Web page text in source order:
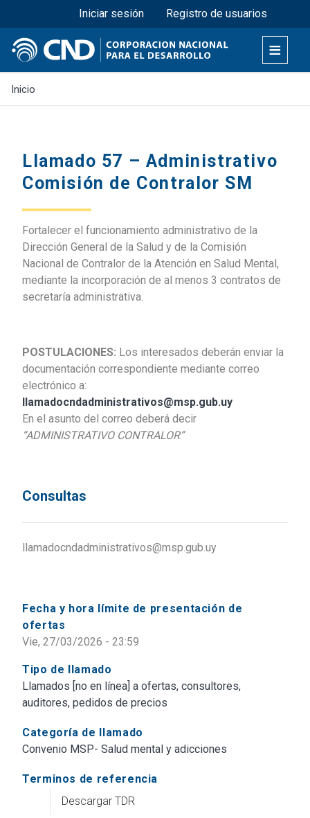
Pasar
al
contenido
principal
Menú superior
Iniciar sesión Registro de usuarios
Inicio
Fecha y hora límite de presentación de
ofertas
Vie, 27/03/2026 - 23:59
Tipo de llamado
Llamados [no en línea] a ofertas, consultores,
auditores, pedidos de precios
Categoría de llamado
Convenio MSP- Salud mental y adicciones
Terminos de referencia
Descargar TDR
Llamado 57 – Administrativo
Comisión de Contralor SM
Fortalecer el funcionamiento administrativo de la
Dirección General de la Salud y de la Comisión
Nacional de Contralor de la Atención en Salud Mental,
mediante la incorporación de al menos 3 contratos de
secretaría administrativa.
POSTULACIONES: Los interesados deberán enviar la
documentación correspondiente mediante correo
electrónico a:
llamadocndadministrativos@msp.gub.uy
En el asunto del correo deberá decir
“ADMINISTRATIVO CONTRALOR”
Consultas
llamadocndadministrativos@msp.gub.uy